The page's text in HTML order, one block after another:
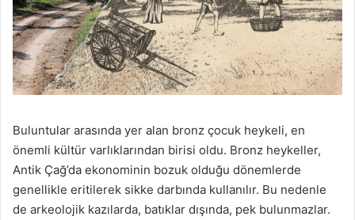
Buluntular arasında yer alan bronz çocuk heykeli, en
önemli kültür varlıklarından birisi oldu. Bronz heykeller,
Antik Çağ’da ekonominin bozuk olduğu dönemlerde
genellikle eritilerek sikke darbında kullanılır. Bu nedenle
de arkeolojik kazılarda, batıklar dışında, pek bulunmazlar.